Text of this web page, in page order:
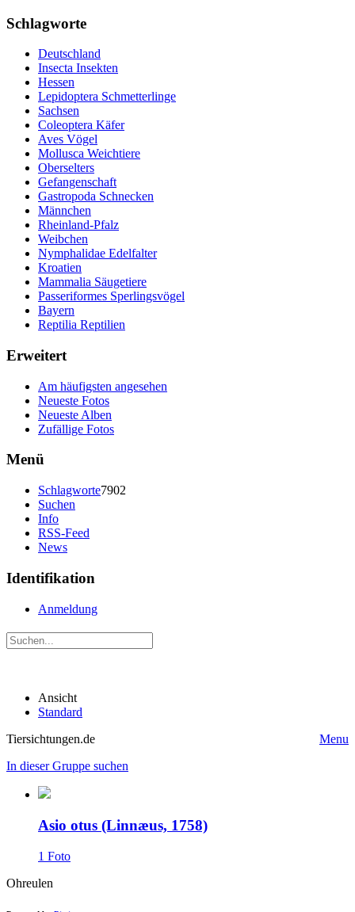
Schlagworte
Deutschland
Insecta Insekten
Hessen
Lepidoptera Schmetterlinge
Sachsen
Coleoptera Käfer
Aves Vögel
Mollusca Weichtiere
Oberselters
Gefangenschaft
Gastropoda Schnecken
Männchen
Rheinland-Pfalz
Weibchen
Nymphalidae Edelfalter
Kroatien
Mammalia Säugetiere
Passeriformes Sperlingsvögel
Bayern
Reptilia Reptilien
Erweitert
Am häufigsten angesehen
Neueste Fotos
Neueste Alben
Zufällige Fotos
Menü
Schlagworte7902
Suchen
Info
RSS-Feed
News
Identifikation
Anmeldung
Ansicht
Standard
Tiersichtungen.de
Menu
In dieser Gruppe suchen
Asio otus (Linnæus, 1758)
1 Foto
Ohreulen